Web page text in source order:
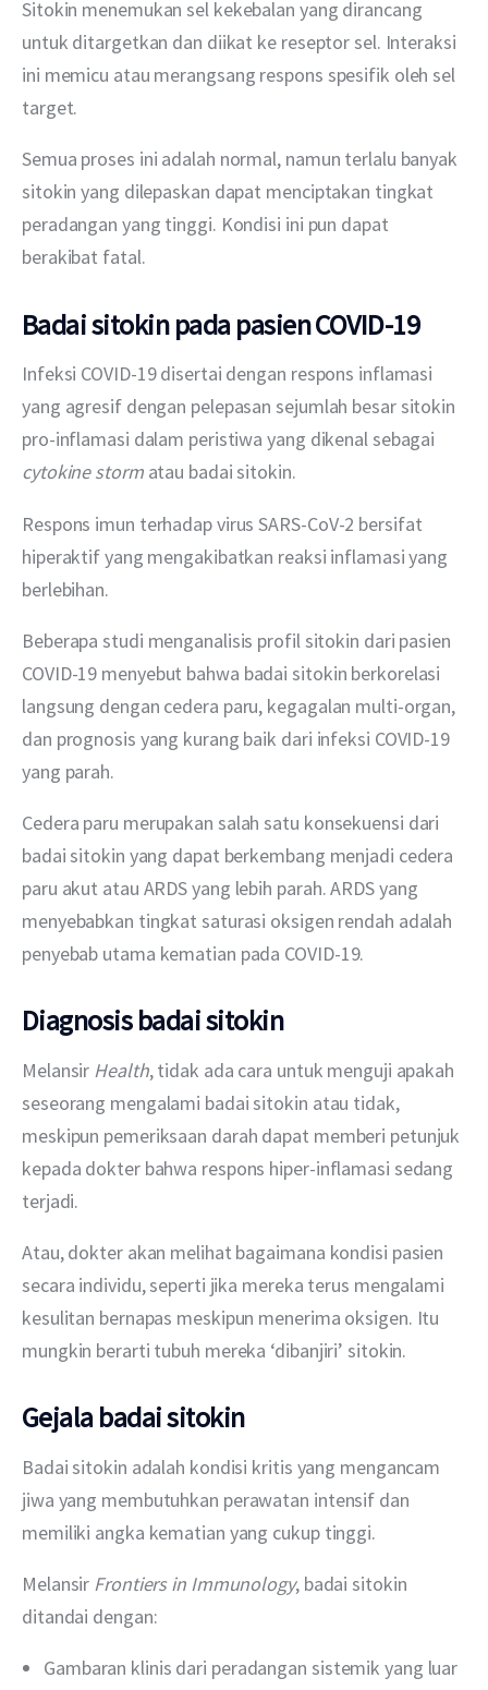
Sitokin menemukan sel kekebalan yang dirancang
untuk ditargetkan dan diikat ke reseptor sel. Interaksi
ini memicu atau merangsang respons spesifik oleh sel
target.
Semua proses ini adalah normal, namun terlalu banyak
sitokin yang dilepaskan dapat menciptakan tingkat
peradangan yang tinggi. Kondisi ini pun dapat
berakibat fatal.
Badai sitokin pada pasien COVID-19
Infeksi COVID-19 disertai dengan respons inflamasi
yang agresif dengan pelepasan sejumlah besar sitokin
pro-inflamasi dalam peristiwa yang dikenal sebagai
cytokine storm atau badai sitokin.
Respons imun terhadap virus SARS-CoV-2 bersifat
hiperaktif yang mengakibatkan reaksi inflamasi yang
berlebihan.
Beberapa studi menganalisis profil sitokin dari pasien
COVID-19 menyebut bahwa badai sitokin berkorelasi
langsung dengan cedera paru, kegagalan multi-organ,
dan prognosis yang kurang baik dari infeksi COVID-19
yang parah.
Cedera paru merupakan salah satu konsekuensi dari
badai sitokin yang dapat berkembang menjadi cedera
paru akut atau ARDS yang lebih parah. ARDS yang
menyebabkan tingkat saturasi oksigen rendah adalah
penyebab utama kematian pada COVID-19.
Diagnosis badai sitokin
Melansir Health, tidak ada cara untuk menguji apakah
seseorang mengalami badai sitokin atau tidak,
meskipun pemeriksaan darah dapat memberi petunjuk
kepada dokter bahwa respons hiper-inflamasi sedang
terjadi.
Atau, dokter akan melihat bagaimana kondisi pasien
secara individu, seperti jika mereka terus mengalami
kesulitan bernapas meskipun menerima oksigen. Itu
mungkin berarti tubuh mereka ‘dibanjiri’ sitokin.
Gejala badai sitokin
Badai sitokin adalah kondisi kritis yang mengancam
jiwa yang membutuhkan perawatan intensif dan
memiliki angka kematian yang cukup tinggi.
Melansir Frontiers in Immunology, badai sitokin
ditandai dengan:
Gambaran klinis dari peradangan sistemik yang luar